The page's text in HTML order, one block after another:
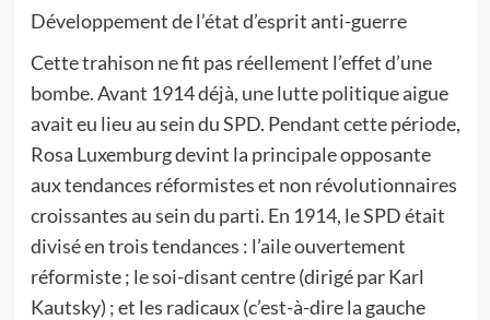
Développement de l’état d’esprit anti-guerre
Cette trahison ne fit pas réellement l’effet d’une
bombe. Avant 1914 déjà, une lutte politique aigue
avait eu lieu au sein du SPD. Pendant cette période,
Rosa Luxemburg devint la principale opposante
aux tendances réformistes et non révolutionnaires
croissantes au sein du parti. En 1914, le SPD était
divisé en trois tendances : l’aile ouvertement
réformiste ; le soi-disant centre (dirigé par Karl
Kautsky) ; et les radicaux (c’est-à-dire la gauche